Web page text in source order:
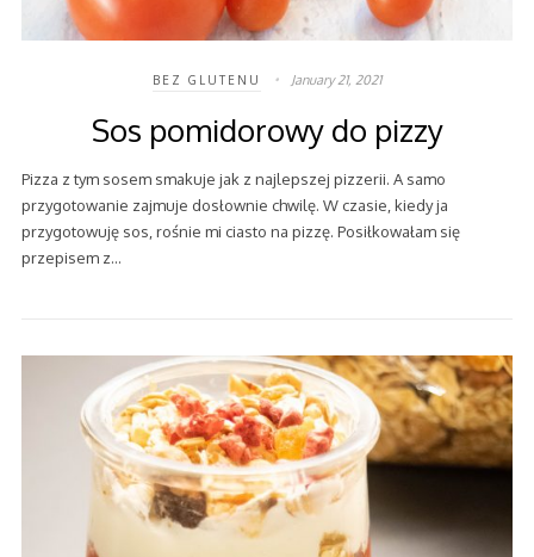
BEZ GLUTENU January 21, 2021
Sos pomidorowy do pizzy
Pizza z tym sosem smakuje jak z najlepszej pizzerii. A samo
przygotowanie zajmuje dosłownie chwilę. W czasie, kiedy ja
przygotowuję sos, rośnie mi ciasto na pizzę. Posiłkowałam się
przepisem z…